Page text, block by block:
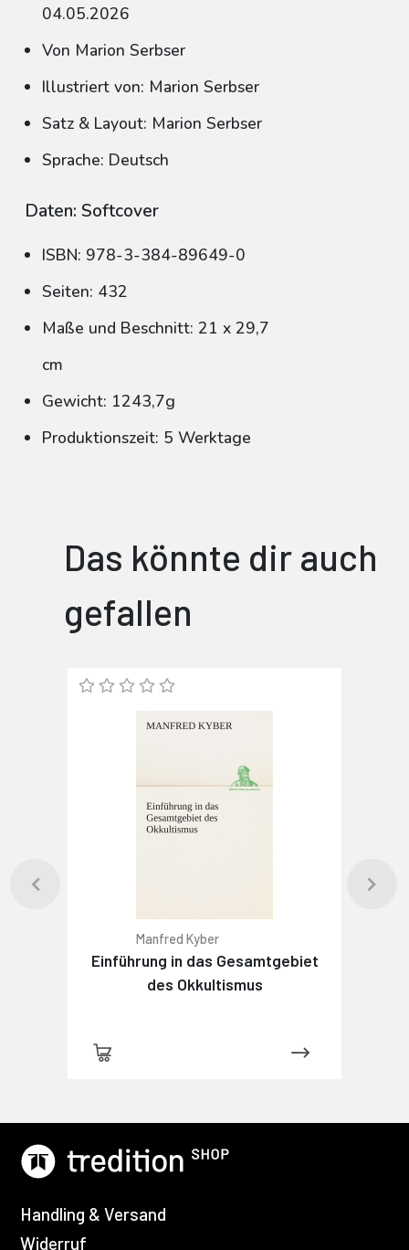
04.05.2026
Von Marion Serbser
Illustriert von: Marion Serbser
Satz & Layout: Marion Serbser
Sprache: Deutsch
Daten: Softcover
ISBN: 978-3-384-89649-0
Seiten: 432
Maße und Beschnitt: 21 x 29,7
cm
Gewicht: 1243,7g
Produktionszeit: 5 Werktage
Das könnte dir auch
gefallen
Manfred Kyber
Einführung in das Gesamtgebiet
des Okkultismus
Handling & Versand
Widerruf